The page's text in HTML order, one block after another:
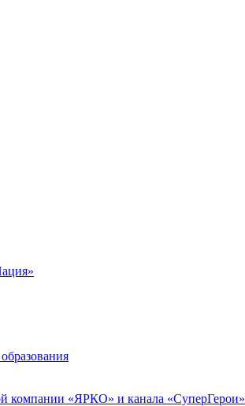
компании «ЯРКО» и канала «СуперГерои»